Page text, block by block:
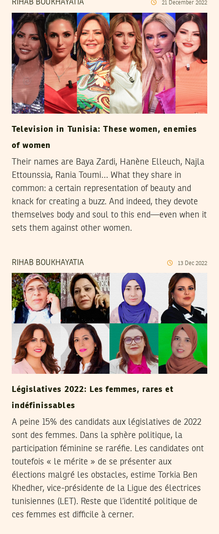
RIHAB BOUKHAYATIA 21 December 2022
Television in Tunisia: These women, enemies
of women
Their names are Baya Zardi, Hanène Elleuch, Najla
Ettounssia, Rania Toumi… What they share in
common: a certain representation of beauty and
knack for creating a buzz. And indeed, they devote
themselves body and soul to this end—even when it
sets them against other women.
RIHAB BOUKHAYATIA 13 Dec 2022
Législatives 2022: Les femmes, rares et
indéfinissables
A peine 15% des candidats aux législatives de 2022
sont des femmes. Dans la sphère politique, la
participation féminine se raréfie. Les candidates ont
toutefois « le mérite » de se présenter aux
élections malgré les obstacles, estime Torkia Ben
Khedher, vice-présidente de la Ligue des électrices
tunisiennes (LET). Reste que l’identité politique de
ces femmes est difficile à cerner.